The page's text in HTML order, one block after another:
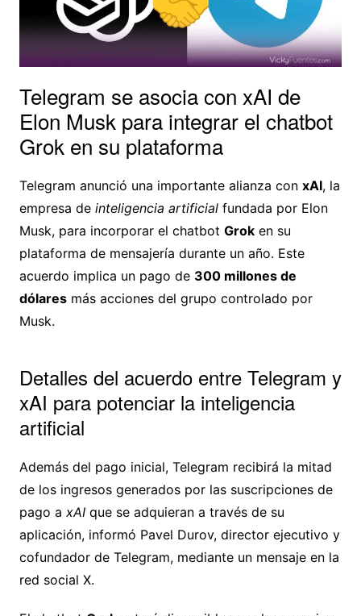
Telegram se asocia con xAI de
Elon Musk para integrar el chatbot
Grok en su plataforma
Telegram anunció una importante alianza con xAI, la
empresa de inteligencia artificialfundada por Elon
Musk, para incorporar el chatbot Groken su
plataforma de mensajería durante un año. Este
acuerdo implica un pago de 300 millones de
dólaresmás acciones del grupo controlado por
Musk.
Detalles del acuerdo entre Telegram y
xAI para potenciar la inteligencia
artificial
Además del pago inicial, Telegram recibirá la mitad
de los ingresos generados por las suscripciones de
pago a xAIque se adquieran a través de su
aplicación, informó Pavel Durov, director ejecutivo y
cofundador de Telegram, mediante un mensaje en la
red social X.